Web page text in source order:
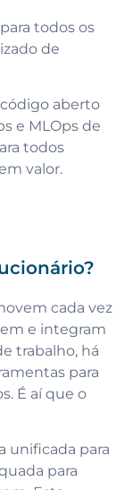
todos os
de
aberto
e MLOps de
todos
valor.
cada vez
e integram
trabalho, há
para
É aí que o
unificada para
para